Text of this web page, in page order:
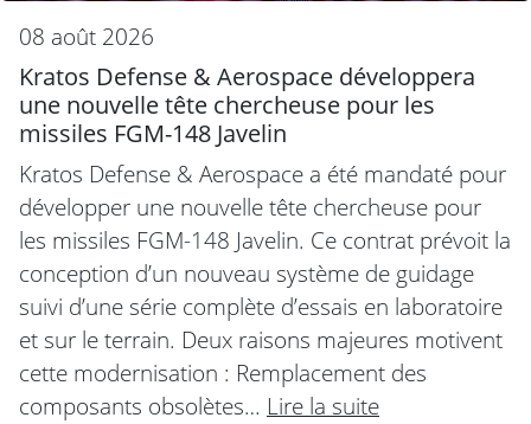
08 août 2026
Kratos Defense & Aerospace développera
une nouvelle tête chercheuse pour les
missiles FGM-148 Javelin
Kratos Defense & Aerospace a été mandaté pour
développer une nouvelle tête chercheuse pour
les missiles FGM-148 Javelin. Ce contrat prévoit la
conception d’un nouveau système de guidage
suivi d’une série complète d’essais en laboratoire
et sur le terrain. Deux raisons majeures motivent
cette modernisation : Remplacement des
composants obsolètes… Lire la suite